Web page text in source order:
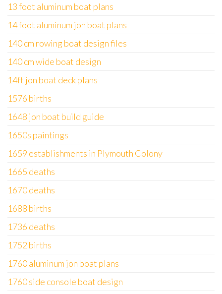
13 foot aluminum boat plans
14 foot aluminum jon boat plans
140 cm rowing boat design files
140 cm wide boat design
14ft jon boat deck plans
1576 births
1648 jon boat build guide
1650s paintings
1659 establishments in Plymouth Colony
1665 deaths
1670 deaths
1688 births
1736 deaths
1752 births
1760 aluminum jon boat plans
1760 side console boat design